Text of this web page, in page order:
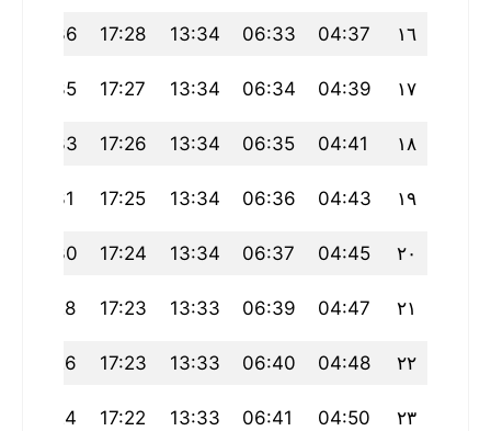
١٦ 04:37
06:33
13:34
17:28
20:36
١٧ 04:39
06:34
13:34
17:27
20:35
١٨ 04:41
06:35
13:34
17:26
20:33
١٩ 04:43
06:36
13:34
17:25
20:31
٢٠ 04:45
06:37
13:34
17:24
20:30
٢١ 04:47
06:39
13:33
17:23
20:28
٢٢ 04:48
06:40
13:33
17:23
20:26
٢٣ 04:50
06:41
13:33
17:22
20:24